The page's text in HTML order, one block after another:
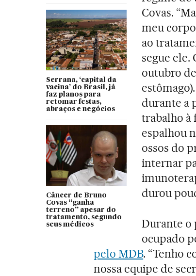
Serrana, ‘capital da
vacina’ do Brasil, já
faz planos para
retomar festas,
abraços e negócios
Câncer de Bruno
Covas “ganha
terreno” apesar do
tratamento, segundo
seus médicos
Covas.
meu
ao
segue ele.
outubro
durante a
trabalho à
espalhou
ossos do
internar
durou
Durante o
ocupado
pelo MDB. “Tenho
nossa equipe de